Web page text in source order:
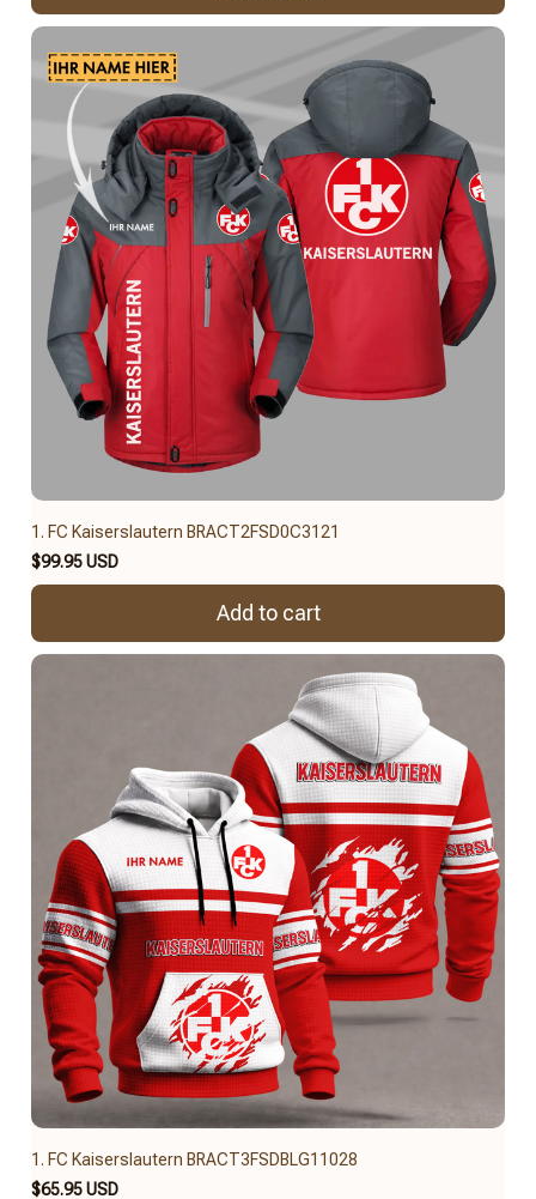
1. FC Kaiserslautern BRACT2FSD0C3121
$99.95 USD
Add to cart
1. FC Kaiserslautern BRACT3FSDBLG11028
$65.95 USD